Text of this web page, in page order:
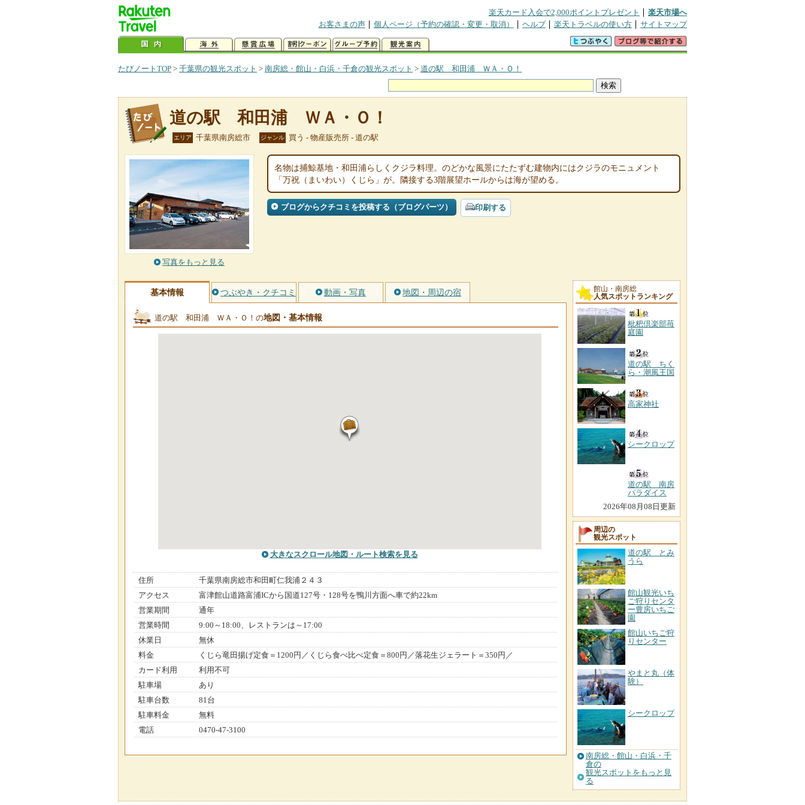
楽天カード入会で2,000ポイントプレゼント
楽天市場へ
お客さまの声
個人ページ（予約の確認・変更・取消） ヘルプ 楽天トラベルの使い方 サイトマップ
たびノートTOP > 千葉県の観光スポット > 南房総・館山・白浜・千倉の観光スポット > 道の駅 和田浦 ＷＡ・Ｏ！
道の駅 和田浦 ＷＡ・Ｏ！
エリア 千葉県南房総市 ジャンル 買う - 物産販売所 - 道の駅
写真をもっと見る
名物は捕鯨基地・和田浦らしくクジラ料理。のどかな風景にたたずむ建物内にはクジラのモニュメント
「万祝（まいわい）くじら」が。隣接する3階展望ホールからは海が望める。
ブログからクチコミを投稿する（ブログパーツ） 印刷する
基本情報 つぶやき・クチコミ 動画・写真 地図・周辺の宿
道の駅 和田浦 ＷＡ・Ｏ！の地図・基本情報
大きなスクロール地図 ・ルート検索を見る
住所
千葉県南房総市和田町仁我浦２４３
アクセス
富津館山道路富浦ICから国道127号・128号を鴨川方面へ車で約22km
営業期間
通年
営業時間
9:00～18:00、レストランは～17:00
休業日
無休
料金
くじら竜田揚げ定食＝1200円／くじら食べ比べ定食＝800円／落花生ジェラート＝350円／
カード利用
利用不可
駐車場
あり
駐車台数
81台
駐車料金
無料
電話
0470-47-3100
館山・南房総
人気スポットランキング
枇杷倶楽部苺
庭園
道の駅 ちく
ら・潮風王国
高家神社
シークロップ
道の駅 南房
パラダイス
2026年08月08日更新
周辺の
観光スポット
道の駅 とみ
うら
館山観光いち
ご狩りセンタ
ー豊房いちご
園
館山いちご狩
りセンター
やまと丸（体
験）
シークロップ
南房総・館山・白浜・千
倉の
観光スポットをもっと見
る